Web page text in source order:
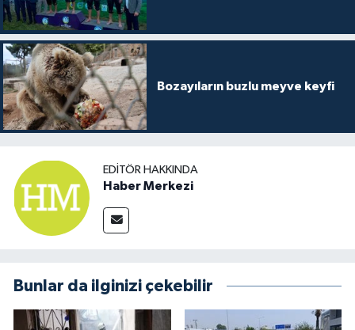
Bozayıların buzlu meyve keyfi
EDITÖR HAKKINDA
Haber Merkezi
Bunlar da ilginizi çekebilir